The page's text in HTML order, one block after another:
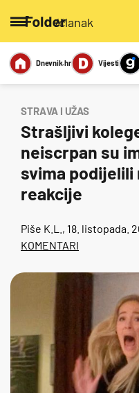
/članak
Miks
Sexy
Dnevnik.hr Vijesti
STRAVA I UŽAS
Strašljivi
neiscrpan su
svima podijelili
reakcije
Piše K.L. , 18. listopada.
KOMENTARI